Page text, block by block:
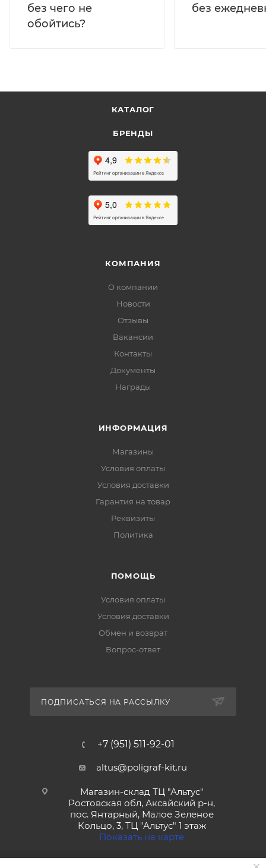
без чего не
обойтись?
без
КАТАЛОГ
БРЕНДЫ
КОМПАНИЯ
О компании
Новости
Отзывы
Вакансии
Контакты
Документы
Награды
ИНФОРМАЦИЯ
Магазины
Условия оплаты
Условия доставки
Гарантия на товар
Реквизиты
Политика
ПОМОЩЬ
Условия оплаты
Условия доставки
Обмен и возврат
Вопрос-ответ
ПОДПИСАТЬСЯ НА РАССЫЛКУ
+7 (951) 511-92-01
altus@poligraf-kit.ru
Магазин-склад ТЦ "Альтус"
Ростовская обл, Аксайский р-н,
пос. Янтарный, Малое Зеленое
Кольцо, 3, ТЦ "Альтус" 1 этаж
Показать на карте